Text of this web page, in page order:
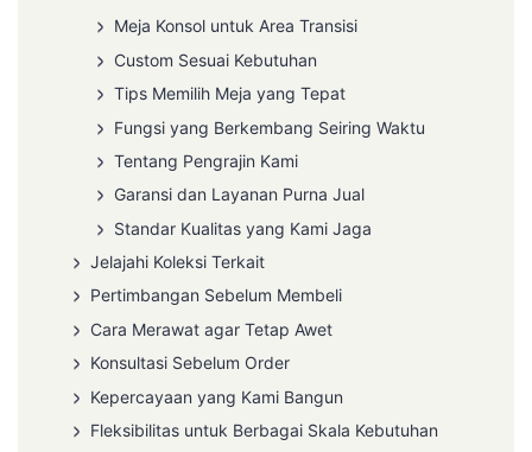
Meja Konsol untuk Area Transisi
Custom Sesuai Kebutuhan
Tips Memilih Meja yang Tepat
Fungsi yang Berkembang Seiring Waktu
Tentang Pengrajin Kami
Garansi dan Layanan Purna Jual
Standar Kualitas yang Kami Jaga
Jelajahi Koleksi Terkait
Pertimbangan Sebelum Membeli
Cara Merawat agar Tetap Awet
Konsultasi Sebelum Order
Kepercayaan yang Kami Bangun
Fleksibilitas untuk Berbagai Skala Kebutuhan